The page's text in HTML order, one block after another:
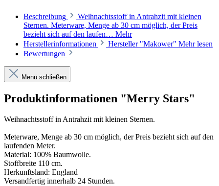
Beschreibung
Weihnachtsstoff in Antrahzit mit kleinen
Sternen. Meterware, Menge ab 30 cm möglich, der Preis
bezieht sich auf den laufen… Mehr
Herstellerinformationen
Hersteller "Makower" Mehr lesen
Bewertungen
Menü schließen
Produktinformationen "Merry Stars"
Weihnachtsstoff in Antrahzit mit kleinen Sternen.
Meterware, Menge ab 30 cm möglich, der Preis bezieht sich auf den
laufenden Meter.
Material: 100% Baumwolle.
Stoffbreite 110 cm.
Herkunftsland: England
Versandfertig innerhalb 24 Stunden.